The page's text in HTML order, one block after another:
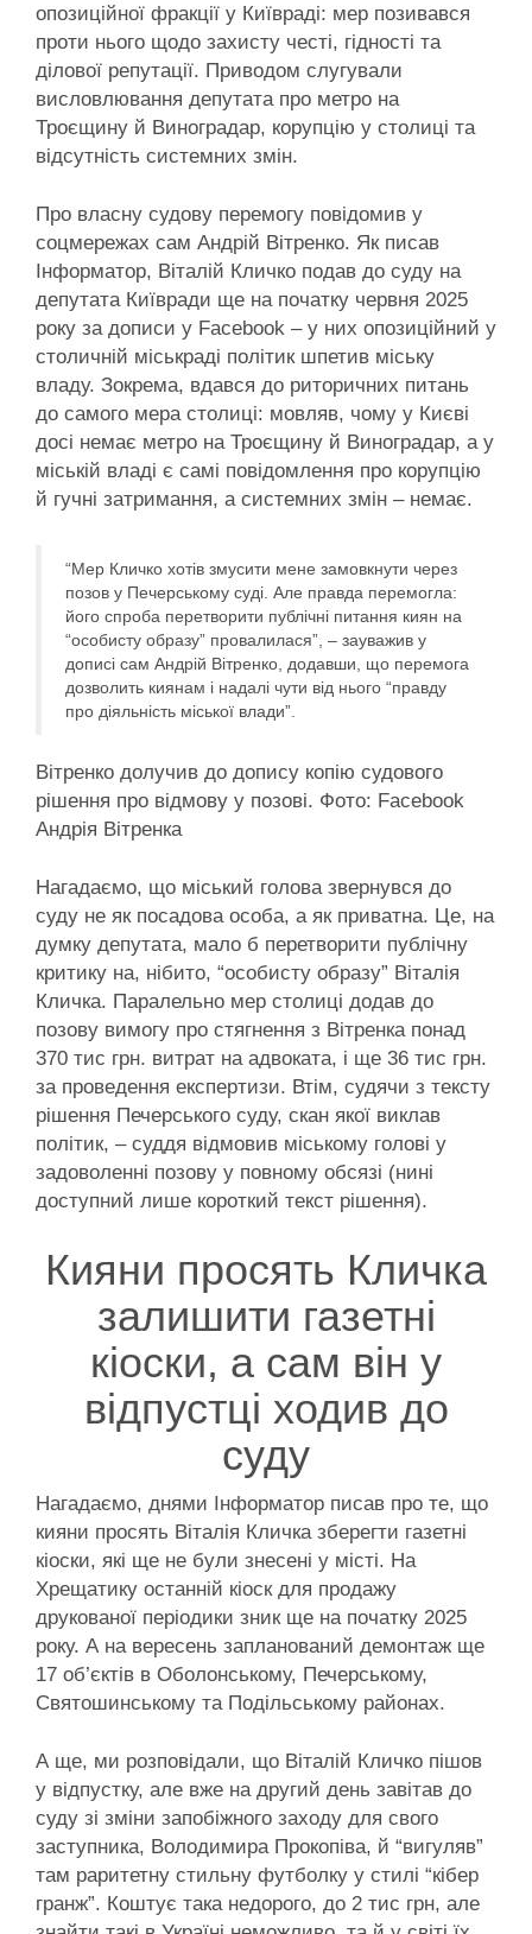
опозиційної фракції у Київраді: мер позивався
проти нього щодо захисту честі, гідності та
ділової репутації. Приводом слугували
висловлювання депутата про метро на
Троєщину й Виноградар, корупцію у столиці та
відсутність системних змін.
Про власну судову перемогу повідомив у
соцмережах сам Андрій Вітренко. Як писав
Інформатор, Віталій Кличко подав до суду на
депутата Київради ще на початку червня 2025
року за дописи у Facebook – у них опозиційний у
столичній міськраді політик шпетив міську
владу. Зокрема, вдався до риторичних питань
до самого мера столиці: мовляв, чому у Києві
досі немає метро на Троєщину й Виноградар, а у
міській владі є самі повідомлення про корупцію
й гучні затримання, а системних змін – немає.
“Мер Кличко хотів змусити мене замовкнути через
позов у Печерському суді. Але правда перемогла:
його спроба перетворити публічні питання киян на
“особисту образу” провалилася”, – зауважив у
дописі сам Андрій Вітренко, додавши, що перемога
дозволить киянам і надалі чути від нього “правду
про діяльність міської влади”.
Вітренко долучив до допису копію судового
рішення про відмову у позові. Фото: Facebook
Андрія Вітренка
Нагадаємо, що міський голова звернувся до
суду не як посадова особа, а як приватна. Це, на
думку депутата, мало б перетворити публічну
критику на, нібито, “особисту образу” Віталія
Кличка. Паралельно мер столиці додав до
позову вимогу про стягнення з Вітренка понад
370 тис грн. витрат на адвоката, і ще 36 тис грн.
за проведення експертизи. Втім, судячи з тексту
рішення Печерського суду, скан якої виклав
політик, – суддя відмовив міському голові у
задоволенні позову у повному обсязі (нині
доступний лише короткий текст рішення).
Кияни просять Кличка
залишити газетні
кіоски, а сам він у
відпустці ходив до
суду
Нагадаємо, днями Інформатор писав про те, що
кияни просять Віталія Кличка зберегти газетні
кіоски, які ще не були знесені у місті. На
Хрещатику останній кіоск для продажу
друкованої періодики зник ще на початку 2025
року. А на вересень запланований демонтаж ще
17 об’єктів в Оболонському, Печерському,
Святошинському та Подільському районах.
А ще, ми розповідали, що Віталій Кличко пішов
у відпустку, але вже на другий день завітав до
суду зі зміни запобіжного заходу для свого
заступника, Володимира Прокопіва, й “вигуляв”
там раритетну стильну футболку у стилі “кібер
гранж”. Коштує така недорого, до 2 тис грн, але